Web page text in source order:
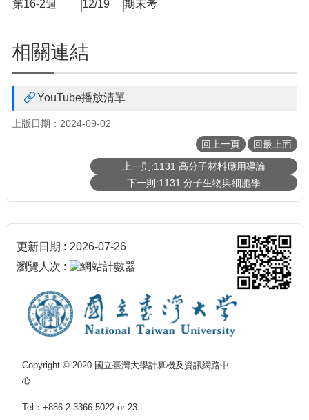
第16-2週
12/19 期末考
相關連結
YouTube播放清單
上版日期：2024-09-02
回上一頁
回最上面
上一則:1131 高分子材料應用導論
下一則:1131 分子生物與細胞學
更新日期
2026-07-26
瀏覽人次
Copyright © 2020 國立臺灣大學計算機及資訊網路中
心
Tel：+886-2-3366-5022 or 23